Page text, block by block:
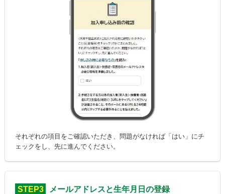
それぞれの項目をご確認いただき、問題がなければ「はい」にチ
ェックをし、先に進んでください。
STEP3 メールアドレスと生年月日の登録